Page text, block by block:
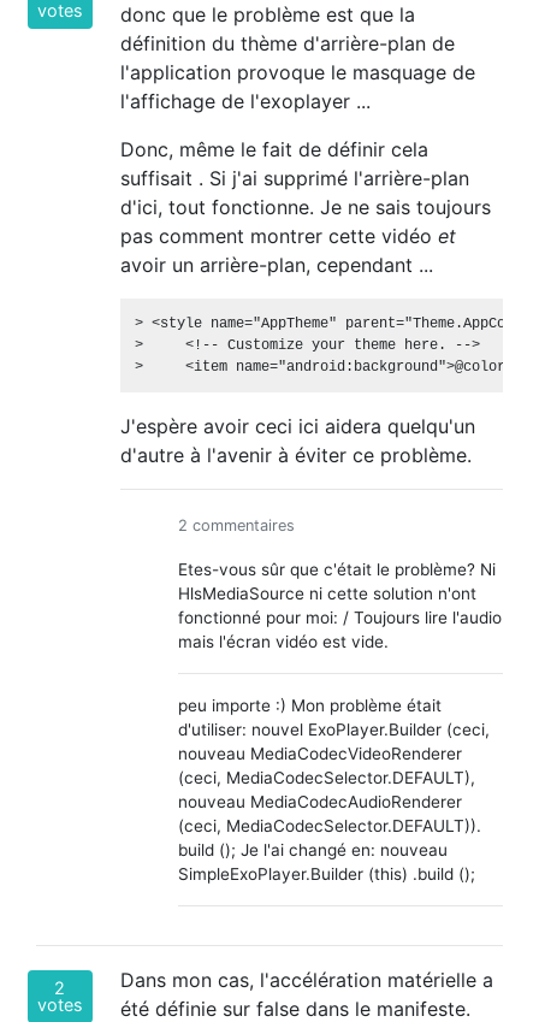
votes
donc que le problème est que la
définition du thème d'arrière-plan de
l'application provoque le masquage de
l'affichage de l'exoplayer ...
Donc, même le fait de définir cela
suffisait . Si j'ai supprimé l'arrière-plan
d'ici, tout fonctionne. Je ne sais toujours
pas comment montrer cette vidéo et
avoir un arrière-plan, cependant ...
> <style name="AppTheme"
>     <!-- Customize your theme here. -->
J'espère avoir ceci ici aidera quelqu'un
d'autre à l'avenir à éviter ce problème.
2 commentaires
Etes-vous sûr que c'était le problème? Ni
HlsMediaSource ni cette solution n'ont
fonctionné pour moi: / Toujours lire l'audio
mais l'écran vidéo est vide.
peu importe :) Mon problème était
d'utiliser: nouvel ExoPlayer.Builder (ceci,
nouveau MediaCodecVideoRenderer
(ceci, MediaCodecSelector.DEFAULT),
nouveau MediaCodecAudioRenderer
(ceci, MediaCodecSelector.DEFAULT)).
build (); Je l'ai changé en: nouveau
SimpleExoPlayer.Builder (this) .build ();
2
votes
Dans mon cas, l'accélération matérielle a
été définie sur false dans le manifeste.